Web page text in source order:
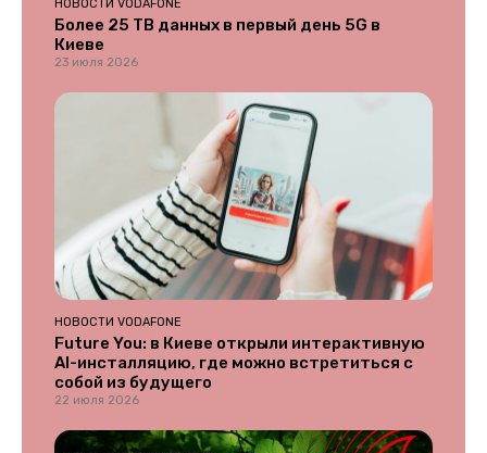
НОВОСТИ VODAFONE
Более 25 ТВ данных в первый день 5G в
Киеве
23 июля 2026
НОВОСТИ VODAFONE
Future You: в Киеве открыли интерактивную
AI-инсталляцию, где можно встретиться с
собой из будущего
22 июля 2026